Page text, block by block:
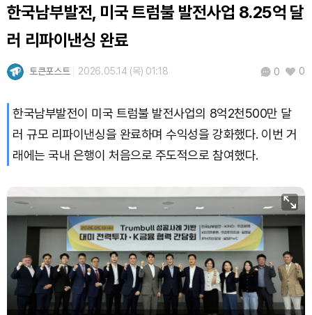
TRON (TRX) ₩ 464.1(+0.28%)
Hyperliquid (HYPE)
Bitcoin (BTC) ₩91,356,386(-0.15%)
한국남부발전, 미국 트럼불 발전사업 8.25억 달
러 리파이낸싱 완료
토큰포스트 2026.05.14 (목) 01:18 0 0
한국남부발전이 미국 트럼불 발전사업의 8억2천500만 달
러 규모 리파이낸싱을 완료하며 수익성을 강화했다. 이번 거
래에는 국내 은행이 처음으로 주도적으로 참여했다.